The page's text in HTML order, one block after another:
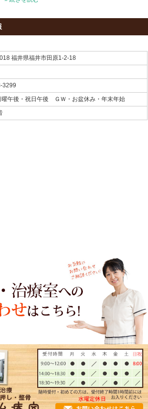
ハートセラピーあなたの希望
姓名と生年月日のデータを元
アドバイスをいたします。
» 続きを読む
などを通して、知らず知ら
び込み長い時間をかけて蓄積
» 続きを読む
〒910-0018 福井県福井市田原1-2-18
18台